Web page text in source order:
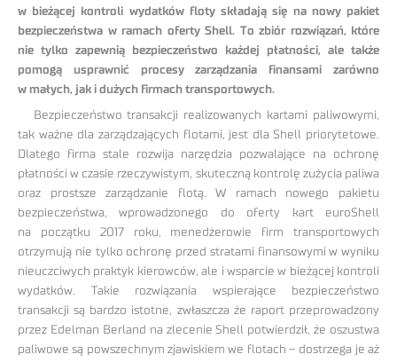
w bieżącej kontroli wydatków floty składają się na nowy pakiet
bezpieczeństwa w ramach oferty Shell. To zbiór rozwiązań, które
nie tylko zapewnią bezpieczeństwo każdej płatności, ale także
pomogą usprawnić procesy zarządzania finansami zarówno
w małych, jak i dużych firmach transportowych.
Bezpieczeństwo transakcji realizowanych kartami paliwowymi,
tak ważne dla zarządzających flotami, jest dla Shell priorytetowe.
Dlatego firma stale rozwija narzędzia pozwalające na ochronę
płatności w czasie rzeczywistym, skuteczną kontrolę zużycia paliwa
oraz prostsze zarządzanie flotą. W ramach nowego pakietu
bezpieczeństwa, wprowadzonego do oferty kart euroShell
na początku 2017 roku, menedżerowie firm transportowych
otrzymują nie tylko ochronę przed stratami finansowymi w wyniku
nieuczciwych praktyk kierowców, ale i wsparcie w bieżącej kontroli
wydatków. Takie rozwiązania wspierające bezpieczeństwo
transakcji są bardzo istotne, zwłaszcza że raport przeprowadzony
przez Edelman Berland na zlecenie Shell potwierdził, że oszustwa
paliwowe są powszechnym zjawiskiem we flotach – dostrzega je aż